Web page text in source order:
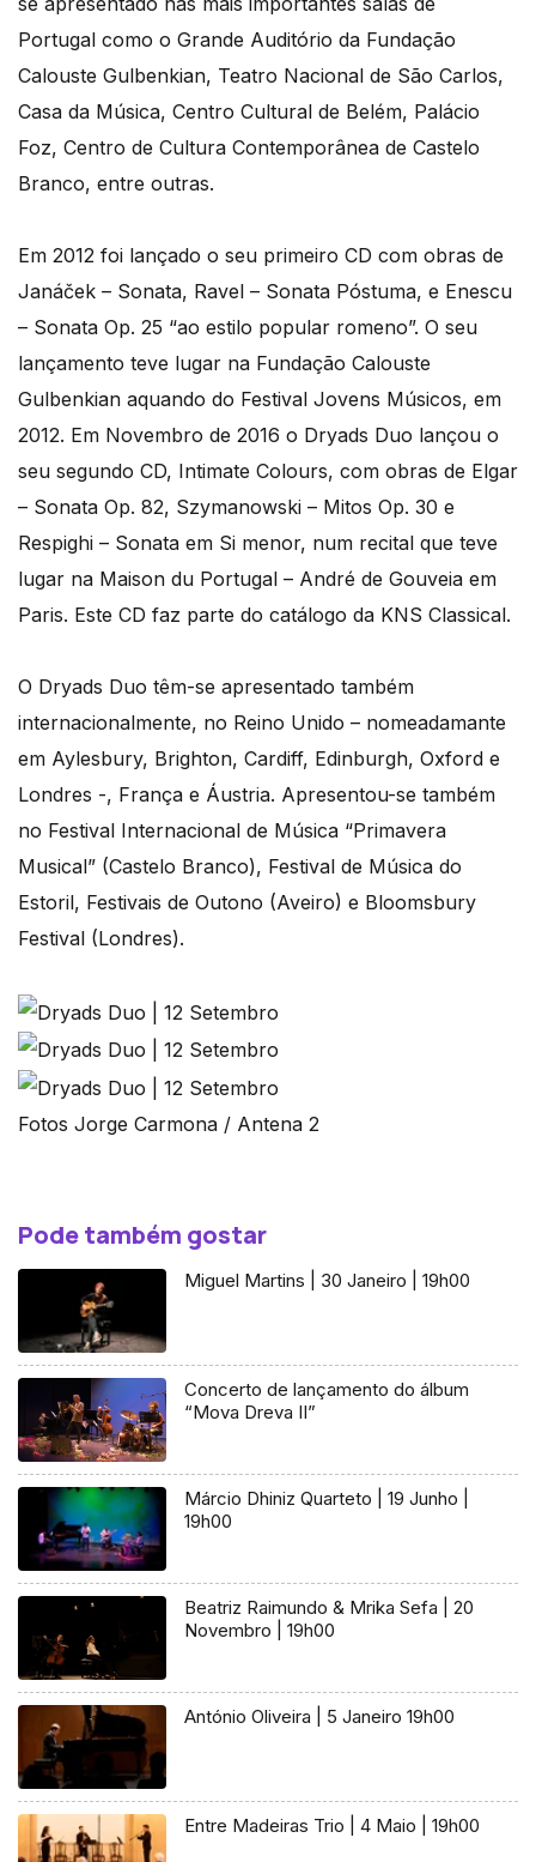
Portugal como o Grande Auditório da Fundação
Calouste Gulbenkian, Teatro Nacional de São Carlos,
Casa da Música, Centro Cultural de Belém, Palácio
Foz, Centro de Cultura Contemporânea de Castelo
Branco, entre outras.
Em 2012 foi lançado o seu primeiro CD com obras de
Janáček – Sonata, Ravel – Sonata Póstuma, e Enescu
– Sonata Op. 25 “ao estilo popular romeno”. O seu
lançamento teve lugar na Fundação Calouste
Gulbenkian aquando do Festival Jovens Músicos, em
2012. Em Novembro de 2016 o Dryads Duo lançou o
seu segundo CD, Intimate Colours, com obras de Elgar
– Sonata Op. 82, Szymanowski – Mitos Op. 30 e
Respighi – Sonata em Si menor, num recital que teve
lugar na Maison du Portugal – André de Gouveia em
Paris. Este CD faz parte do catálogo da KNS Classical.
O Dryads Duo têm-se apresentado também
internacionalmente, no Reino Unido – nomeadamante
em Aylesbury, Brighton, Cardiff, Edinburgh, Oxford e
Londres -, França e Áustria. Apresentou-se também
no Festival Internacional de Música “Primavera
Musical” (Castelo Branco), Festival de Música do
Estoril, Festivais de Outono (Aveiro) e Bloomsbury
Festival (Londres).
Fotos Jorge Carmona / Antena 2
Pode também gostar
Miguel Martins | 30 Janeiro | 19h00
Concerto de lançamento do álbum
“Mova Dreva II”
Márcio Dhiniz Quarteto | 19 Junho |
19h00
Beatriz Raimundo & Mrika Sefa | 20
Novembro | 19h00
António Oliveira | 5 Janeiro 19h00
Entre Madeiras Trio | 4 Maio | 19h00